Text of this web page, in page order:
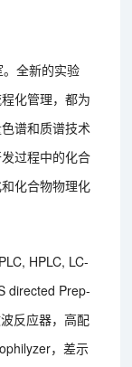
全新的实验
化管理，都为
谱和质谱技术
过程中的化合
化合物物理化
HPLC, LC-
directed Prep-
反应器，高配
，差示